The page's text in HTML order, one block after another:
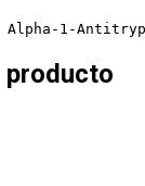
1-
producto